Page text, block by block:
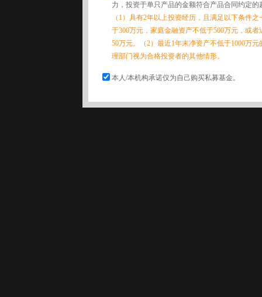
力，投资于单只产品的金额符合产品合同约定的
（1）具有2年以上投资经历，且满足以下条件
于300万元，家庭金融资产不低于500万元，或
50万元。（2）最近1年末净资产不低于1000万
理部门视为合格投资者的其他情形。
本人/本机构承诺仅为自己购买私募基金。